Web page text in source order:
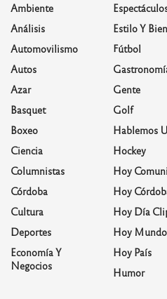
Ambiente
Análisis
Automovilismo
Autos
Azar
Basquet
Boxeo
Ciencia
Columnistas
Córdoba
Cultura
Deportes
Economía Y
Negocios
Estilo Y
Fútbol
Gente
Golf
Hablemos
Hockey
Hoy
Hoy
Hoy Día
Hoy Mundo
Hoy País
Humor